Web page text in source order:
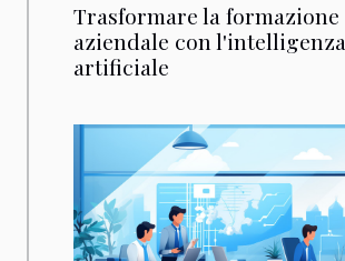
Trasformare la formazione
aziendale con l'intelligenza
artificiale